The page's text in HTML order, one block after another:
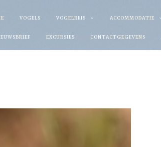
VOGELS VOGELREIS ACCOMMODATIE
EXCURSIES CONTACTGEGEVENS